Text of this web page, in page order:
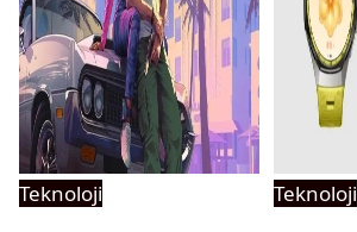
Teknoloji
Teknoloji